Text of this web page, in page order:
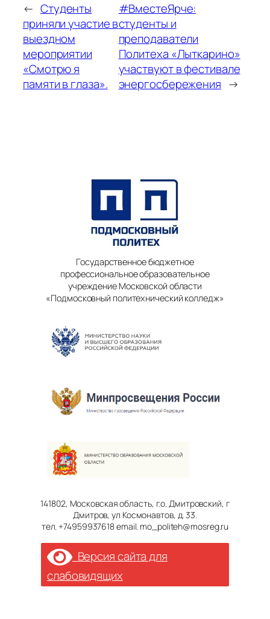
← Студенты
приняли участие в
выездном
мероприятии
«Смотрю я
памяти в глаза».
#ВместеЯрче:
студенты и
преподаватели
Политеха «Лыткарино»
участвуют в фестивале
энергосбережения →
Государственное бюджетное
профессиональное образовательное
учреждение Московской области
«Подмосковный политехнический колледж»
141802, Московская область, г.о. Дмитровский, г
Дмитров, ул Космонавтов, д. 33.
тел. +74959937618 email. mo_politeh@mosreg.ru
Версия сайта для
слабовидящих